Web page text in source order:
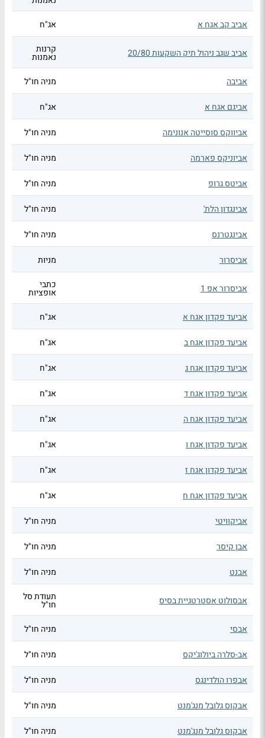
אביב קב אגח א
אג"ח
אביב שגב ניהול תיק השקעות 20/80 קרנות
נאמנות
אביבה
מניה חו"ל
אביגם אגח א אג"ח
אביווקס סוסייטה אנונימה מניה חו"ל
אביוניקס פארמה מניה חו"ל
אביטס גרופ מניה חו"ל
אבינגדון הלת' מניה חו"ל
אבינגטרנס מניה חו"ל
אביסרור מניות
אביסרור אפ 1 כתבי
אופציות
אביעד פקדון אגח א
אג"ח
אביעד פקדון אגח ב אג"ח
אביעד פקדון אגח ג אג"ח
אביעד פקדון אגח ד אג"ח
אביעד פקדון אגח ה אג"ח
אביעד פקדון אגח ו אג"ח
אביעד פקדון אגח ז אג"ח
אביעד פקדון אגח ח אג"ח
אביקוויטי מניה חו"ל
אבן קיסר מניה חו"ל
אבנט מניה חו"ל
אבסולוט אסטרטגיית בסיס תעודת סל
חו"ל
אבסי
מניה חו"ל
אב-סלרה ביולוג'יקס מניה חו"ל
אבפרו הולדינגס מניה חו"ל
אבקוס גלובל מנג'מנט מניה חו"ל
אבקוס גלובל מנג'מנט מניה חו"ל